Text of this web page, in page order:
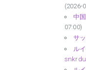
(2026-
中
07:00)
サ
ル